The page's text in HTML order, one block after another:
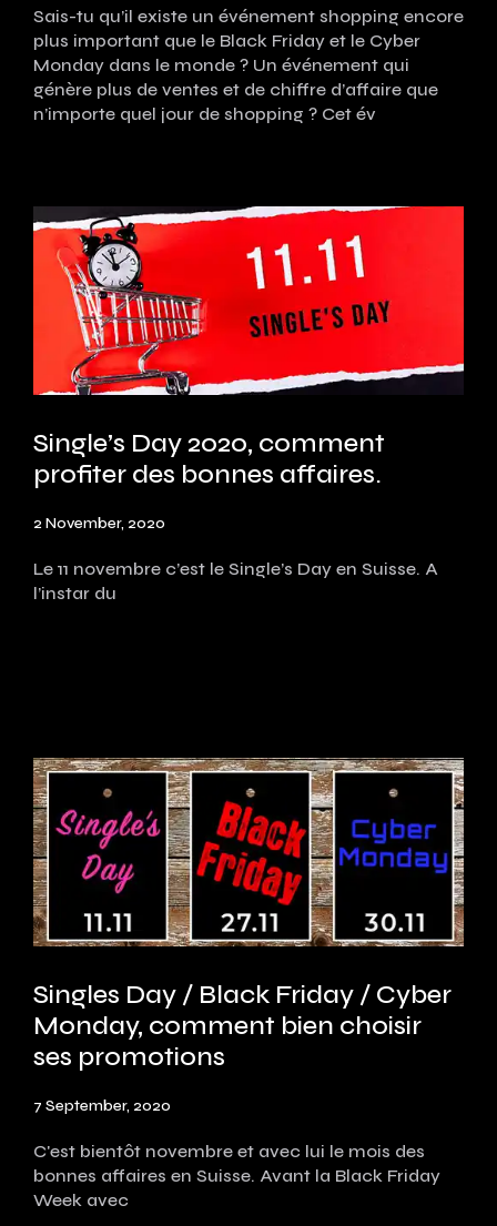
Sais-tu qu’il existe un événement shopping encore
plus important que le Black Friday et le Cyber
Monday dans le monde ? Un événement qui
génère plus de ventes et de chiffre d’affaire que
n’importe quel jour de shopping ? Cet év
Single’s Day 2020, comment
profiter des bonnes affaires.
2 November, 2020
Le 11 novembre c’est le Single’s Day en Suisse. A
l’instar du
Singles Day / Black Friday / Cyber
Monday, comment bien choisir
ses promotions
7 September, 2020
C'est bientôt novembre et avec lui le mois des
bonnes affaires en Suisse. Avant la Black Friday
Week avec